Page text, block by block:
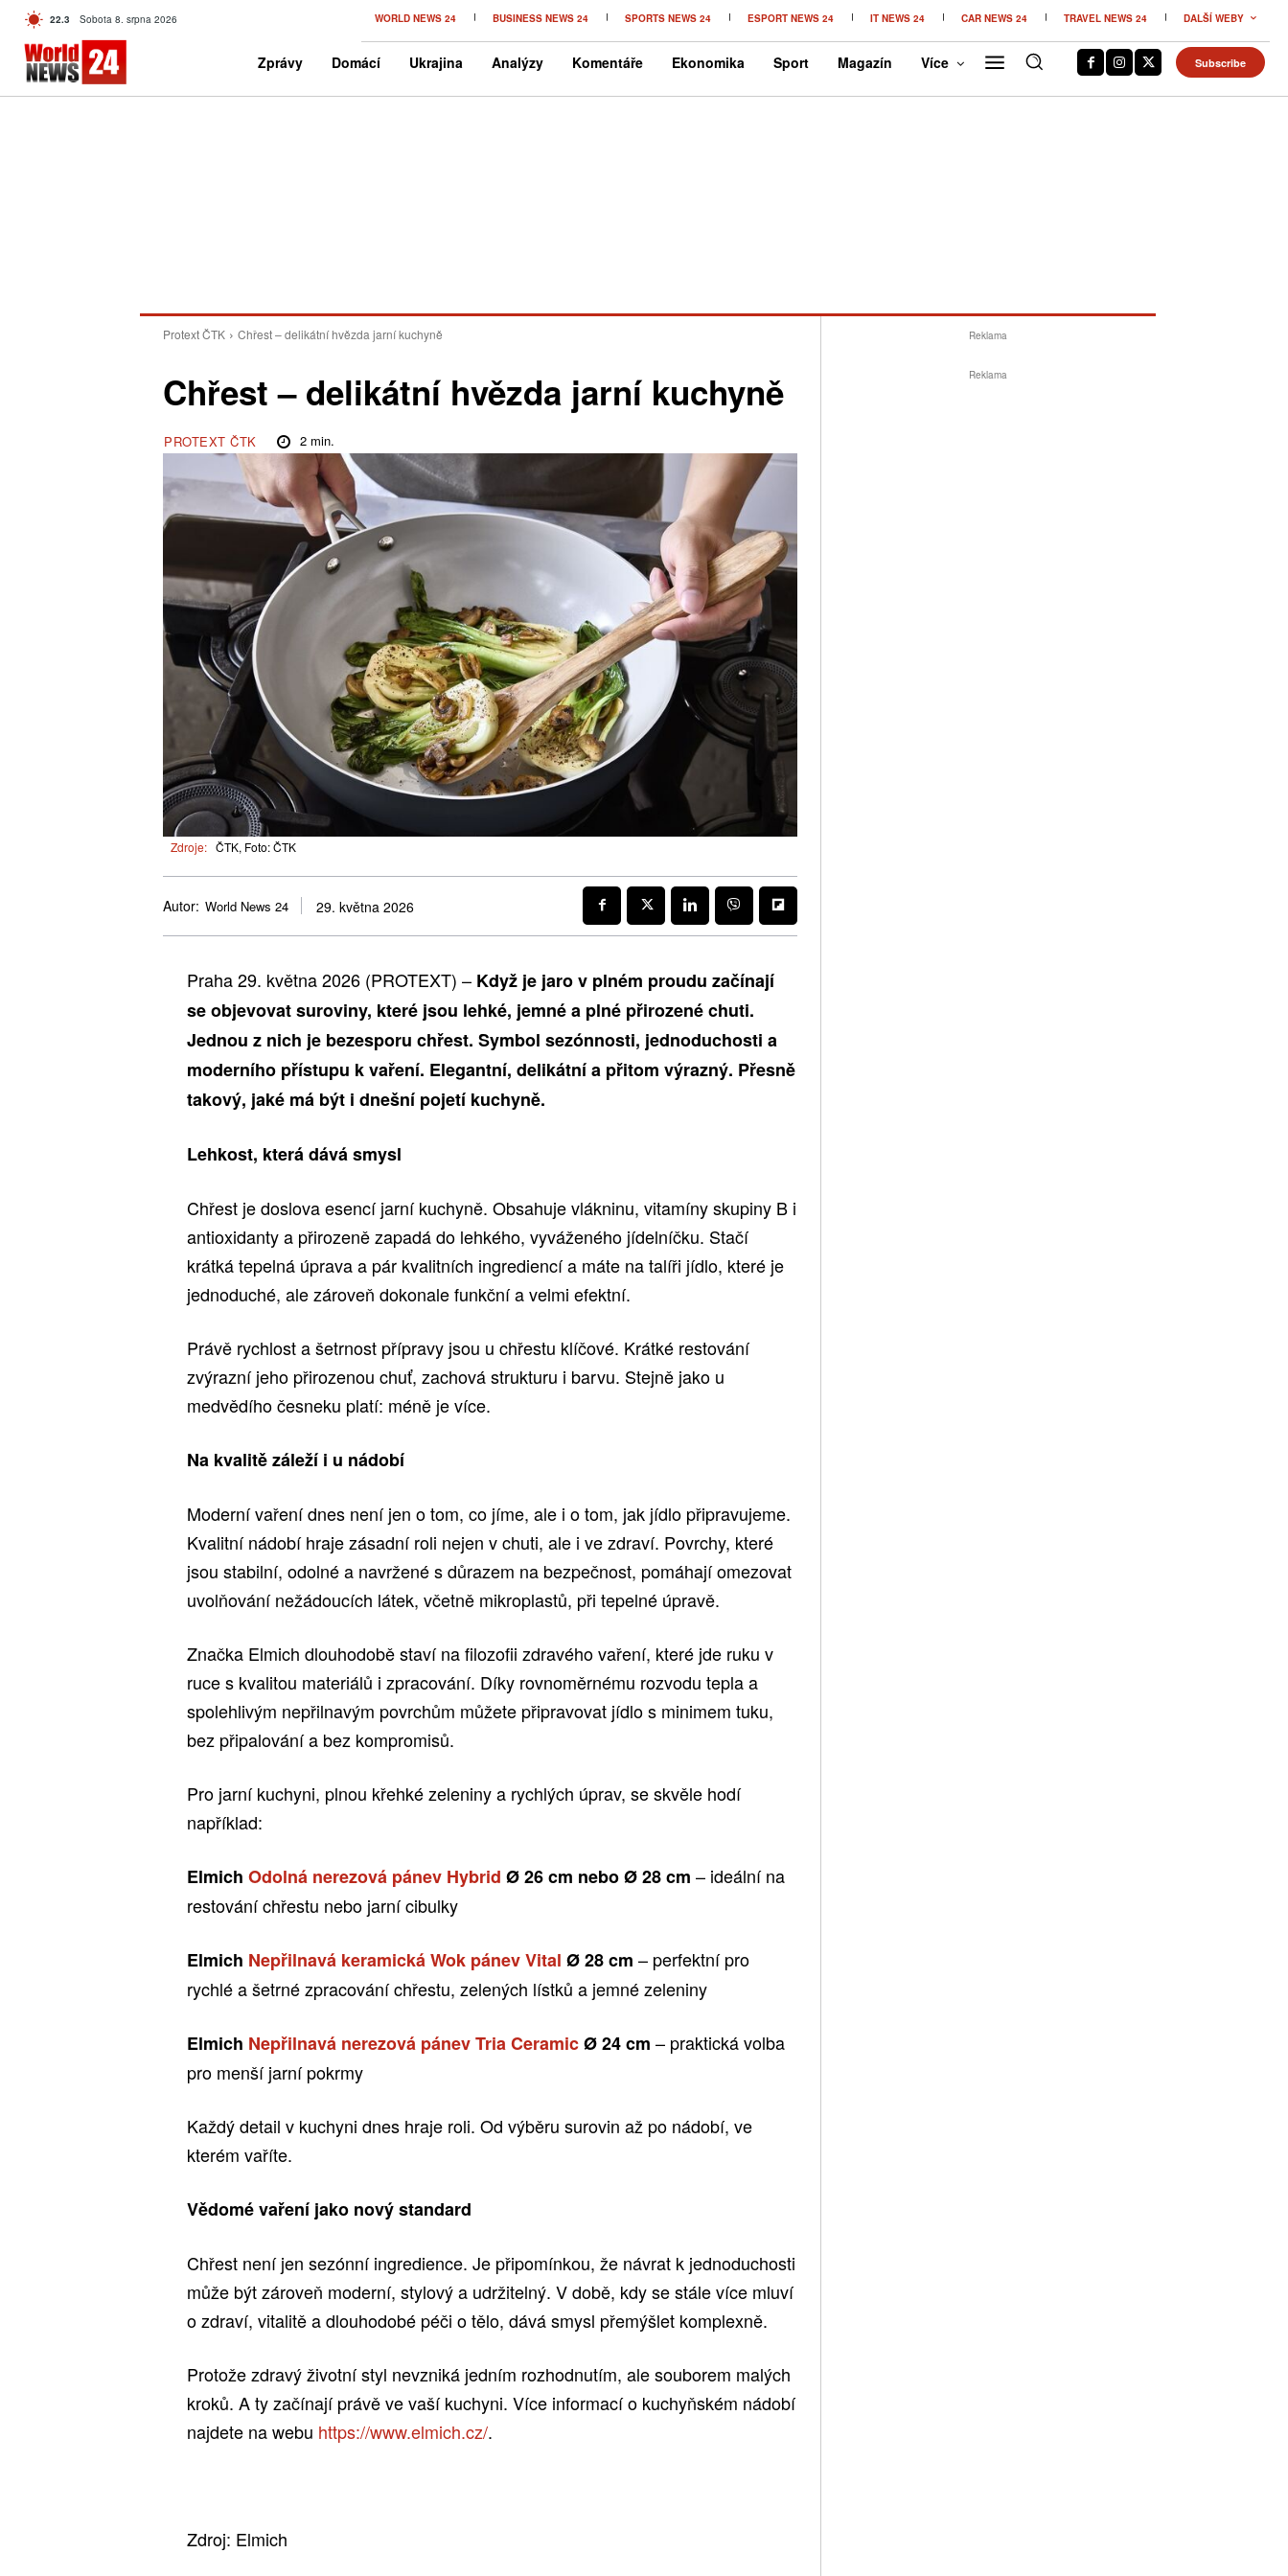
22.3 C Czech
Sobota 8. srpna 2026 WORLD NEWS 24 BUSINESS NEWS 24 SPORTS NEWS 24 ESPORT NEWS 24 IT NEWS 24 CAR NEWS 24 TRAVEL NEWS 24 DALŠÍ WEBY
Zprávy Domácí Ukrajina Analýzy Komentáře Ekonomika Sport Magazín Více Subscribe
Protext ČTK Chřest – delikátní hvězda jarní kuchyně
Chřest – delikátní hvězda jarní kuchyně
PROTEXT ČTK 2min.
Zdroje: ČTK, Foto: ČTK
Autor: World News 24 29. května 2026
Praha 29. května 2026 (PROTEXT) – Když je jaro v plném proudu začínají
se objevovat suroviny, které jsou lehké, jemné a plné přirozené chuti.
Jednou z nich je bezesporu chřest. Symbol sezónnosti, jednoduchosti a
moderního přístupu k vaření. Elegantní, delikátní a přitom výrazný. Přesně
takový, jaké má být i dnešní pojetí kuchyně.
Lehkost, která dává smysl
Chřest je doslova esencí jarní kuchyně. Obsahuje vlákninu, vitamíny skupiny B i
antioxidanty a přirozeně zapadá do lehkého, vyváženého jídelníčku. Stačí
krátká tepelná úprava a pár kvalitních ingrediencí a máte na talíři jídlo, které je
jednoduché, ale zároveň dokonale funkční a velmi efektní.
Právě rychlost a šetrnost přípravy jsou u chřestu klíčové. Krátké restování
zvýrazní jeho přirozenou chuť, zachová strukturu i barvu. Stejně jako u
medvědího česneku platí: méně je více.
Na kvalitě záleží i u nádobí
Moderní vaření dnes není jen o tom, co jíme, ale i o tom, jak jídlo připravujeme.
Kvalitní nádobí hraje zásadní roli nejen v chuti, ale i ve zdraví. Povrchy, které
jsou stabilní, odolné a navržené s důrazem na bezpečnost, pomáhají omezovat
uvolňování nežádoucích látek, včetně mikroplastů, při tepelné úpravě.
Značka Elmich dlouhodobě staví na filozofii zdravého vaření, které jde ruku v
ruce s kvalitou materiálů i zpracování. Díky rovnoměrnému rozvodu tepla a
spolehlivým nepřilnavým povrchům můžete připravovat jídlo s minimem tuku,
bez připalování a bez kompromisů.
Pro jarní kuchyni, plnou křehké zeleniny a rychlých úprav, se skvěle hodí
například:
Elmich Odolná nerezová pánev Hybrid Ø 26 cm nebo Ø 28 cm – ideální na
restování chřestu nebo jarní cibulky
Elmich Nepřilnavá keramická Wok pánev Vital Ø 28 cm – perfektní pro
rychlé a šetrné zpracování chřestu, zelených lístků a jemné zeleniny
Elmich Nepřilnavá nerezová pánev Tria CeramicØ 24 cm – praktická volba
pro menší jarní pokrmy
Každý detail v kuchyni dnes hraje roli. Od výběru surovin až po nádobí, ve
kterém vaříte.
Vědomé vaření jako nový standard
Chřest není jen sezónní ingredience. Je připomínkou, že návrat k jednoduchosti
může být zároveň moderní, stylový a udržitelný. V době, kdy se stále více mluví
o zdraví, vitalitě a dlouhodobé péči o tělo, dává smysl přemýšlet komplexně.
Protože zdravý životní styl nevzniká jedním rozhodnutím, ale souborem malých
kroků. A ty začínají právě ve vaší kuchyni. Více informací o kuchyňském nádobí
najdete na webu https://www.elmich.cz/.
Zdroj: Elmich
Reklama
Reklama